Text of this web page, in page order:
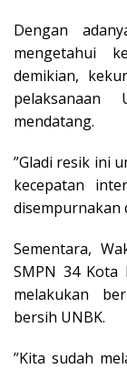
Dengan
mengetahui
demikian,
pelaksanaan
mendatang.
”Gladi resik ini
kecepatan
disempurnakan
Sementara,
SMPN 34 Kota
melakukan
bersih UNBK.
”Kita sudah